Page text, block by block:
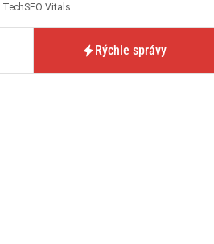
TechSEO Vitals
Rýchle správy